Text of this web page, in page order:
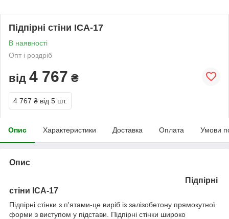
Підпірні стіни ІСА-17
В наявності
Опт і роздріб
від 4 767 ₴
4 767 ₴ від 5 шт.
Опис Характеристики Доставка Оплата Умови
Опис
Підпірні
стіни ІСА-17
Підпірні стінки з п'ятами-це виріб із залізобетону прямокутної
форми з виступом у підстави. Підпірні стінки широко